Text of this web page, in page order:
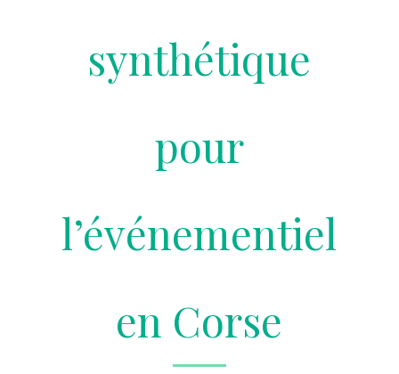
synthétique
pour
l’événementiel
en Corse